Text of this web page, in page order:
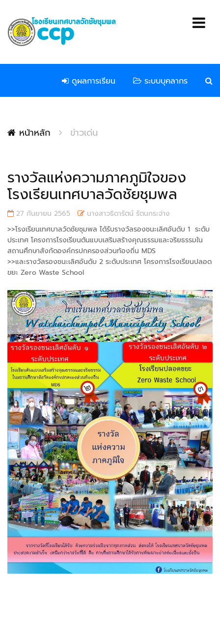
ดูผลการเรียน ระบบบุคลากร
หน้าหลัก ข่าวเด่น
รางวัลแห่งความภาคภูมิใจของ
โรงเรียนเทศบาลวัดชัยชุมพล
27 กันยายน 2565
นางสาวธิดารัตน์ รัตนกระจ่าง
>>โรงเรียนเทศบาลวัดชัยชุมพล ได้รับรางวัลรองชนะเลิศอันดับ 1 ระดับ
ประเทศ โครงการโรงเรียนต้นแบบเสริมสร้างคุณธรรมและจริยธรรมใน
สถานศึกษาสังกัดองค์กรปกครองส่วนท้องถิ่น MDS
>>และรางวัลรองชนะเลิศอันดับ 2 ระดับประเทศ โครงการโรงเรียนปลอด
ขยะ Zero Waste School